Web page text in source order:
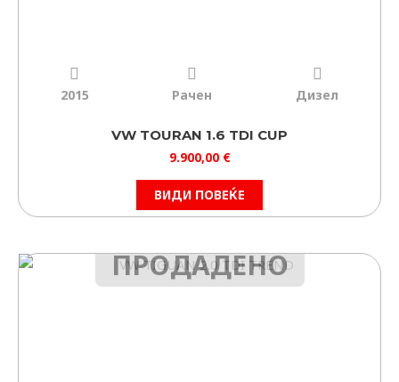
2015 Рачен Дизел
VW TOURAN 1.6 TDI CUP
9.900,00 €
ВИДИ ПОВЕЌЕ
ПРОДАДЕНО